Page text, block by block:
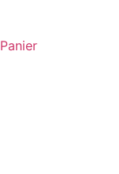
Panier